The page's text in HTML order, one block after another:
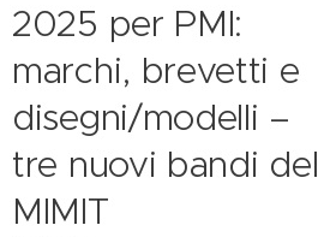
2025 per PMI:
marchi, brevetti e
disegni/modelli –
tre nuovi bandi del
MIMIT